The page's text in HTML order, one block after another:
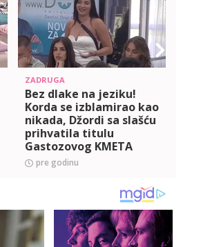
ZADRUGA
Bez dlake na jeziku!
Korda se izblamirao kao
nikada, Džordi sa slašću
prihvatila titulu
Gastozovog KMETA
(VIDEO)
pre godinu